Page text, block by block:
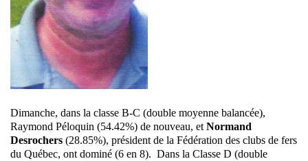
Dimanche, dans la classe B-C (double moyenne balancée),
Raymond Péloquin (54.42%) de nouveau, et Normand
Desrochers (28.85%), président de la Fédération des clubs de fers
du Québec, ont dominé (6 en 8). Dans la Classe D (double